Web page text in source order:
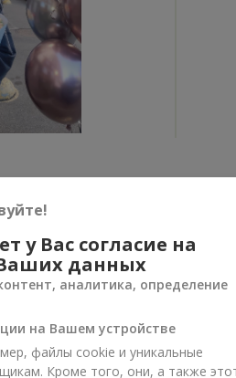
товар
у Вас согласие на
данных
аналитика, определение
на Вашем устройстве
файлы cookie и уникальные
Кроме того, они, а также